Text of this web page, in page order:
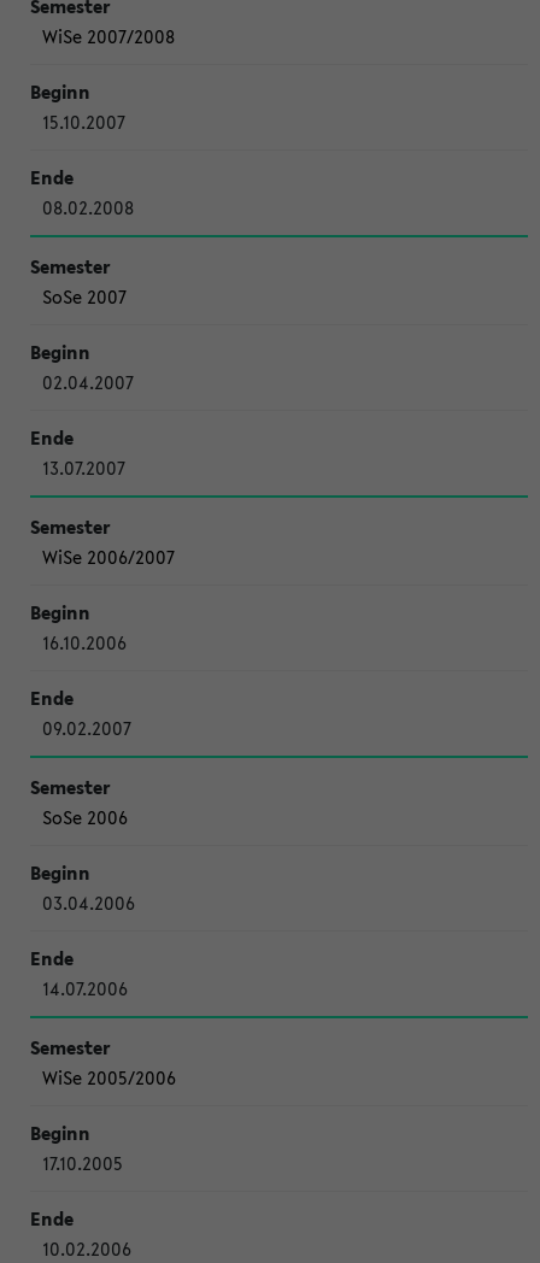
WiSe 2007/2008
15.10.2007
08.02.2008
SoSe 2007
02.04.2007
13.07.2007
WiSe 2006/2007
16.10.2006
09.02.2007
SoSe 2006
03.04.2006
14.07.2006
WiSe 2005/2006
17.10.2005
10.02.2006